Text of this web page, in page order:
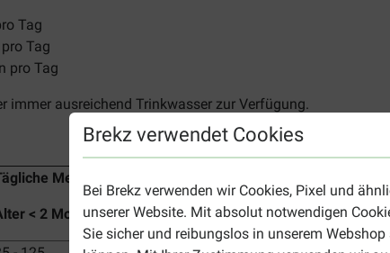
Brekz verwendet Cookies
Bei Brekz verwenden wir Cookies, Pixel und
unserer Website. Mit absolut notwendigen
Sie sicher und reibungslos in unserem
Tag
Tag
pro Tag
immer ausreichend Trinkwasser zur Verfügung.
Menge (g)
< 2 Monate Alter 2 - 4 Monate Alter 4 - 8 Monate